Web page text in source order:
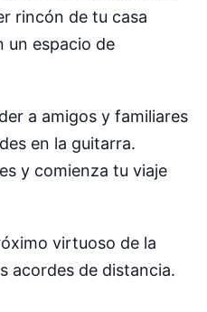
rincón de tu casa
un espacio de
a amigos y familiares
en la guitarra.
y comienza tu viaje
virtuoso de la
acordes de distancia.